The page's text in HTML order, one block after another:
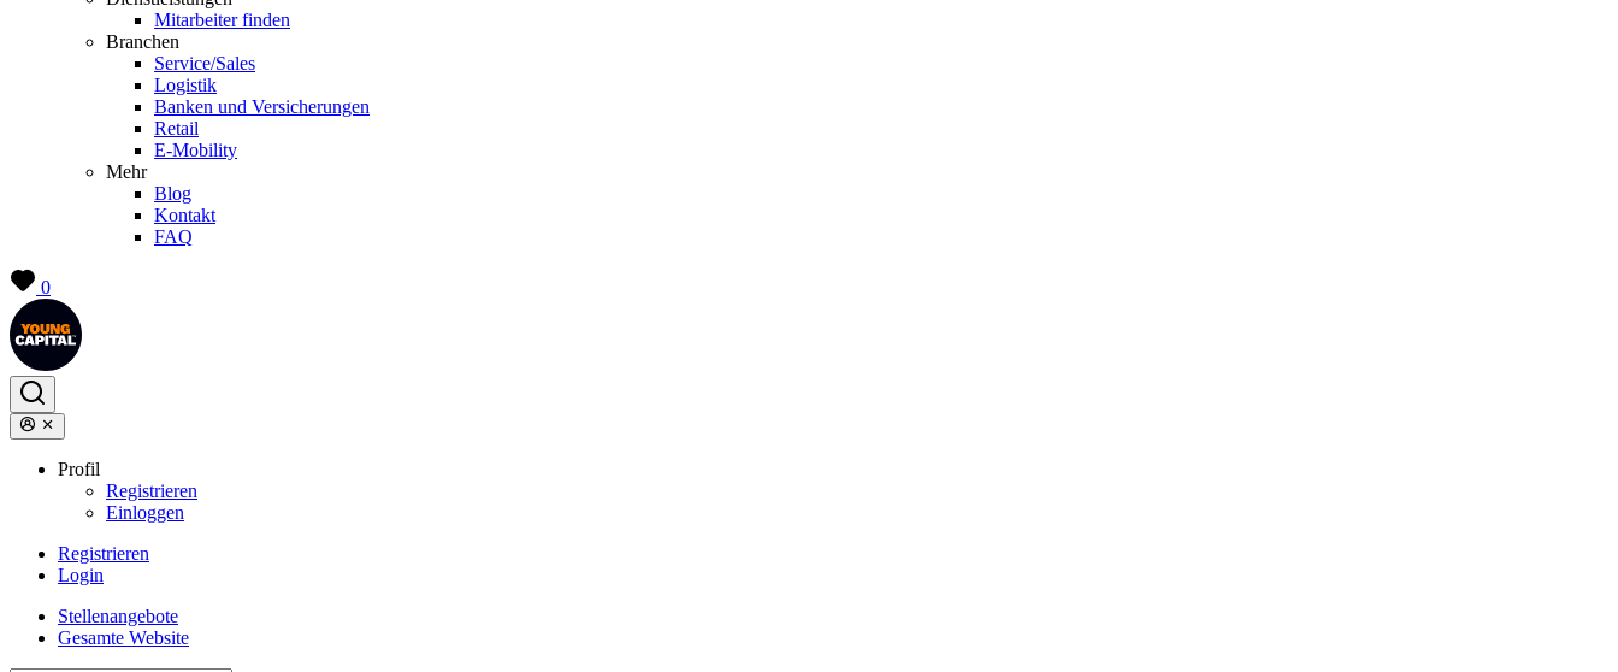
Mitarbeiter finden
Branchen
Service/Sales
Logistik
Banken und Versicherungen
Retail
E-Mobility
Mehr
Blog
Kontakt
FAQ
0
Profil
Registrieren
Einloggen
Registrieren
Login
Stellenangebote
Gesamte Website